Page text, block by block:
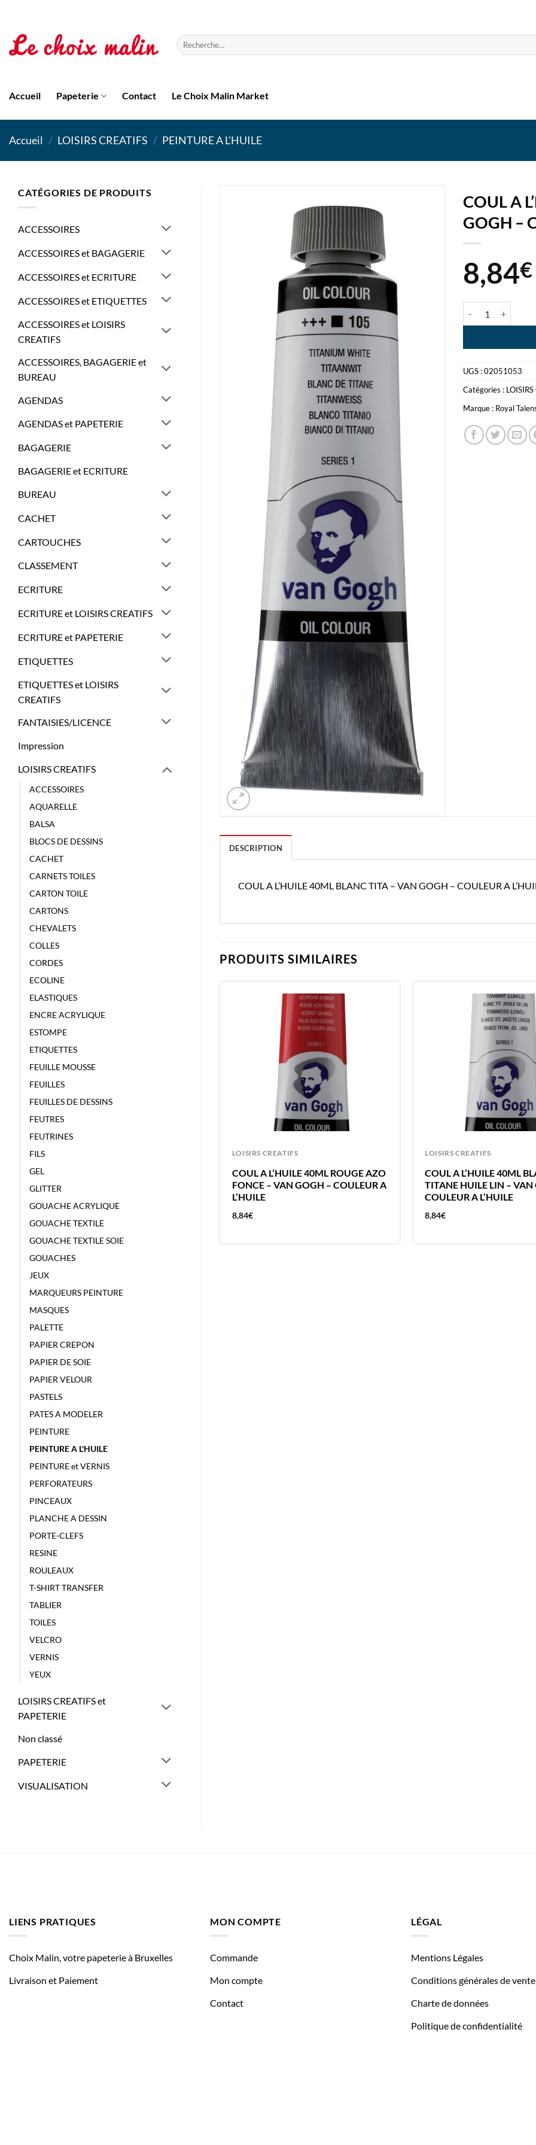
contenu
Recherche
pour :
Accueil Papeterie Contact Le Choix Malin Market
Accueil / LOISIRS CREATIFS / PEINTURE A L'HUILE
CATÉGORIES DE PRODUITS
ACCESSOIRES
ACCESSOIRES et BAGAGERIE
ACCESSOIRES et ECRITURE
ACCESSOIRES et ETIQUETTES
ACCESSOIRES et LOISIRS
CREATIFS
ACCESSOIRES, BAGAGERIE et
BUREAU
AGENDAS
AGENDAS et PAPETERIE
BAGAGERIE
BAGAGERIE et ECRITURE
BUREAU
CACHET
CARTOUCHES
CLASSEMENT
ECRITURE
ECRITURE et LOISIRS CREATIFS
ECRITURE et PAPETERIE
ETIQUETTES
ETIQUETTES et LOISIRS
CREATIFS
FANTAISIES/LICENCE
Impression
LOISIRS CREATIFS
ACCESSOIRES
AQUARELLE
BALSA
BLOCS DE DESSINS
CACHET
CARNETS TOILES
CARTON TOILE
CARTONS
CHEVALETS
COLLES
CORDES
ECOLINE
ELASTIQUES
ENCRE ACRYLIQUE
ESTOMPE
ETIQUETTES
FEUILLE MOUSSE
FEUILLES
FEUILLES DE DESSINS
FEUTRES
FEUTRINES
FILS
GEL
GLITTER
GOUACHE ACRYLIQUE
GOUACHE TEXTILE
GOUACHE TEXTILE SOIE
GOUACHES
JEUX
MARQUEURS PEINTURE
MASQUES
PALETTE
PAPIER CREPON
PAPIER DE SOIE
PAPIER VELOUR
PASTELS
PATES A MODELER
PEINTURE
PEINTURE A L'HUILE
PEINTURE et VERNIS
PERFORATEURS
PINCEAUX
PLANCHE A DESSIN
PORTE-CLEFS
RESINE
ROULEAUX
T-SHIRT TRANSFER
TABLIER
TOILES
VELCRO
VERNIS
YEUX
LOISIRS CREATIFS et
PAPETERIE
Non classé
PAPETERIE
VISUALISATION
COUL A
GOGH –
8,84€
UGS :02051053
Catégories :
Marque : Royal
DESCRIPTION
COUL A L’HUILE 40ML BLANC TITA – VAN GOGH – COULEUR A
PRODUITS SIMILAIRES
LOISIRS CREATIFS
COUL A L’HUILE 40ML ROUGE AZO
FONCE – VAN GOGH – COULEUR A
L’HUILE
8,84€
LOISIRS CREATIFS
COUL A L’HUILE 40ML
TITANE HUILE LIN – VAN
COULEUR A L’HUILE
8,84€
LOISIRS CREATIFS
ANNEAUX METAL 46MM – 10P
APLI ANNEAUX BRISES
LIENS PRATIQUES
Choix Malin, votre papeterie à Bruxelles
Livraison et Paiement
MON COMPTE
Commande
Mon compte
Contact
LÉGAL
Mentions Légales
Conditions générales de vente
Charte de données
Politique de confidentialité